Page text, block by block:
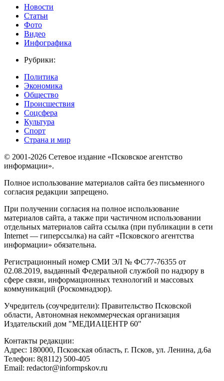
Новости
Статьи
Фото
Видео
Инфографика
Рубрики:
Политика
Экономика
Общество
Происшествия
Соцсфера
Культура
Спорт
Страна и мир
© 2001-2026 Сетевое издание «Псковское агентство
информации».
Полное использование материалов сайта без письменного
согласия редакции запрещено.
При получении согласия на полное использование
материалов сайта, а также при частичном использовании
отдельных материалов сайта ссылка (при публикации в сети
Internet — гиперссылка) на сайт «Псковского агентства
информации» обязательна.
Регистрационный номер СМИ ЭЛ № ФС77-76355 от
02.08.2019, выданный Федеральной службой по надзору в
сфере связи, информационных технологий и массовых
коммуникаций (Роскомнадзор).
Учредитель (соучредители): Правительство Псковской
области, Автономная некоммерческая организация
Издательский дом "МЕДИАЦЕНТР 60"
Контакты редакции:
Адреc: 180000, Псковская область, г. Псков, ул. Ленина, д.6а
Телефон: 8(8112) 500-405
Email: redactor@informpskov.ru